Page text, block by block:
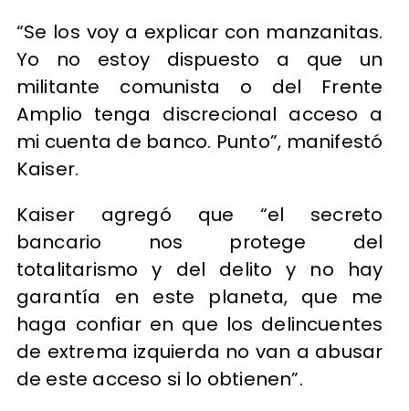
“Se los voy a explicar con manzanitas.
Yo no estoy dispuesto a que un
militante comunista o del Frente
Amplio tenga discrecional acceso a
mi cuenta de banco. Punto”, manifestó
Kaiser.
Kaiser agregó que “el secreto
bancario nos protege del
totalitarismo y del delito y no hay
garantía en este planeta, que me
haga confiar en que los delincuentes
de extrema izquierda no van a abusar
de este acceso si lo obtienen”.